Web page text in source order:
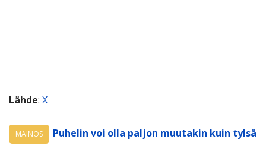
Lähde: X
MAINOS
Puhelin voi olla paljon muutakin kuin tylsä